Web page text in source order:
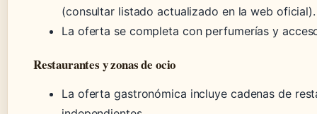
(consultar listado actualizado en la web oficial).
La oferta se completa con perfumerías y
Restaurantes y zonas de ocio
La oferta gastronómica incluye cadenas de